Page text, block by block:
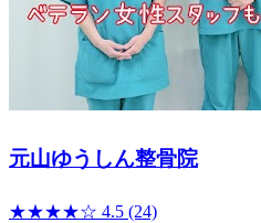
元山ゆうしん整骨院
★★★★☆ 4.5 (24)